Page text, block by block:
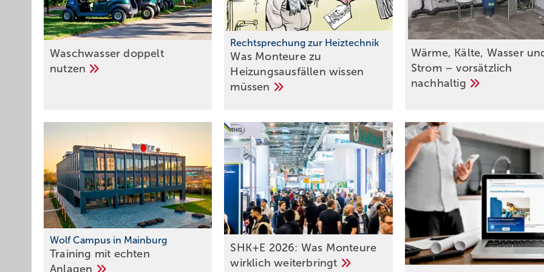
Waschwasser doppelt
nutzen
Rechtsprechung zur Heiztechnik
Was Monteure zu
Heizungsausfällen wissen
müssen
Wärme, Kälte, Wasser
Strom – vorsätzlich
nachhaltig
Wolf Campus in Mainburg
Training mit echten
Anlagen
SHK+E 2026: Was Monteure
wirklichweiterbringt